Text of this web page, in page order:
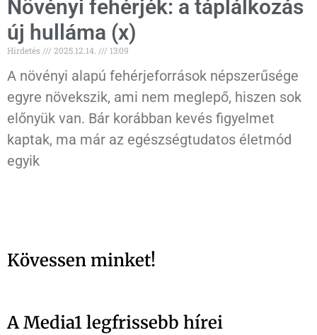
Növényi fehérjék: a táplálkozás
új hulláma (x)
Hirdetés 2025.12.14. 13:09
A növényi alapú fehérjeforrások népszerűsége
egyre növekszik, ami nem meglepő, hiszen sok
előnyük van. Bár korábban kevés figyelmet
kaptak, ma már az egészségtudatos életmód
egyik
Kövessen minket!
A Media1 legfrissebb hírei